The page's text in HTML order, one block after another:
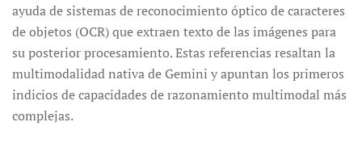
ayuda de sistemas de reconocimiento óptico de caracteres
de objetos (OCR) que extraen texto de las imágenes para
su posterior procesamiento. Estas referencias resaltan la
multimodalidad nativa de Gemini y apuntan los primeros
indicios de capacidades de razonamiento multimodal más
complejas.